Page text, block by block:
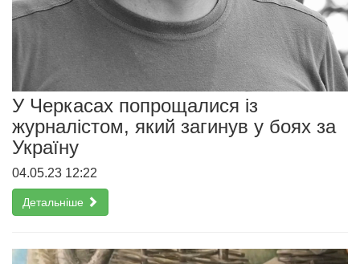
У Черкасах попрощалися із
журналістом, який загинув у боях за
Україну
04.05.23 12:22
Детальніше